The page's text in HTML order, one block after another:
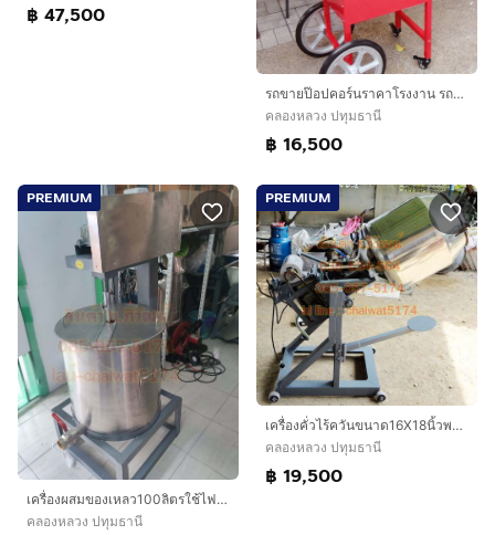
฿ 47,500
รถขายป๊อปคอร์นราคาโรงงาน รถตู้ป๊อปคอร์นไฟฟ้าเกรดเอ รถทำป๊อบคอร์น
คลองหลวง ปทุมธานี
฿ 16,500
PREMIUM
เครื่องผสมของเหลว100ลิตรใช้ไฟฟ้า
คลองหลวง ปทุมธานี
PREMIUM
เครื่องคั่วไร้ควันขนาด16X18นิ้วพร้อมมอเตอร์ โอ่งคั่วแบบหมุนได้
คลองหลวง ปทุมธานี
฿ 19,500